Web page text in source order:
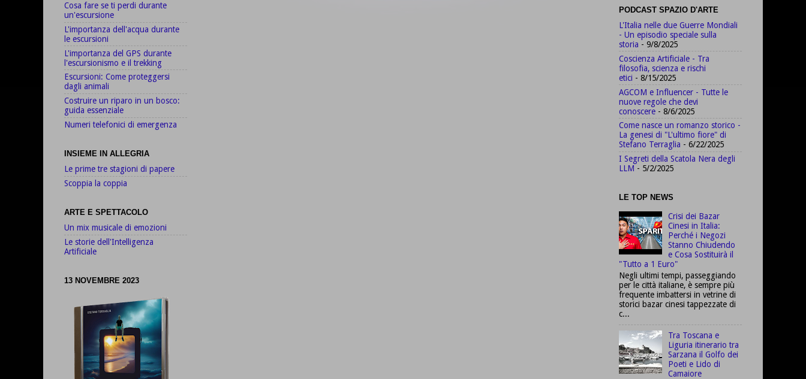
Cosa fare se ti perdi durante
un'escursione
L'importanza dell'acqua durante
le escursioni
L'importanza del GPS durante
l'escursionismo e il trekking
Escursioni: Come proteggersi
dagli animali
Costruire un riparo in un bosco:
guida essenziale
Numeri telefonici di emergenza
INSIEME IN ALLEGRIA
Le prime tre stagioni di papere
Scoppia la coppia
ARTE E SPETTACOLO
Un mix musicale di emozioni
Le storie dell'Intelligenza
Artificiale
13 NOVEMBRE 2023
PODCAST SPAZIO D'ARTE
L'Italia nelle due Guerre Mondiali
- Un episodio speciale sulla
storia - 9/8/2025
Coscienza Artificiale - Tra
filosofia, scienza e rischi
etici - 8/15/2025
AGCOM e Influencer - Tutte le
nuove regole che devi
conoscere - 8/6/2025
Come nasce un romanzo storico -
La genesi di "L'ultimo fiore" di
Stefano Terraglia - 6/22/2025
I Segreti della Scatola Nera degli
LLM - 5/2/2025
LE TOP NEWS
Crisi dei Bazar
Cinesi in Italia:
Perché i Negozi
Stanno Chiudendo
e Cosa Sostituirà il
"Tutto a 1 Euro"
Negli ultimi tempi, passeggiando
per le città italiane, è sempre più
frequente imbattersi in vetrine di
storici bazar cinesi tappezzate di
c...
Tra Toscana e
Liguria itinerario tra
Sarzana il Golfo dei
Poeti e Lido di
Camaiore